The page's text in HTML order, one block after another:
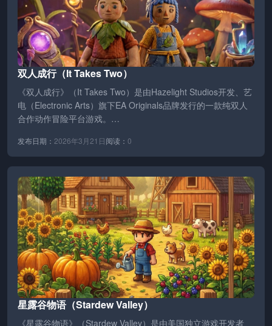
双人成行（It Takes Two）
《双人成行》（It Takes Two）是由Hazelight Studios开发、艺
电（Electronic Arts）旗下EA Originals品牌发行的一款纯双人
合作动作冒险平台游戏。…
发布日期： 2026年3月21日阅读： 0
星露谷物语（Stardew Valley）
《星露谷物语》（Stardew Valley）是由美国独立游戏开发者